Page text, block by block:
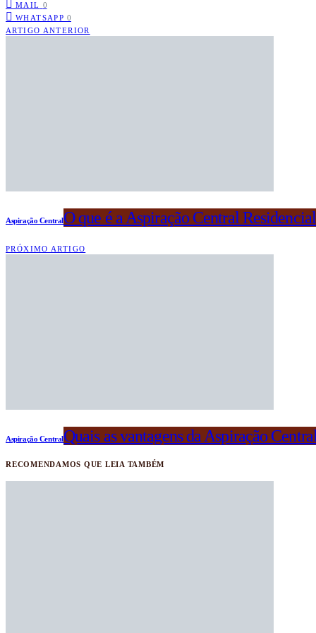
MAIL 0
WHATSAPP 0
ARTIGO ANTERIOR
Aspiração CentralO que é a Aspiração Central
PRÓXIMO ARTIGO
Aspiração CentralQuais as vantagens da Aspiração
RECOMENDAMOS QUE LEIA TAMBÉM